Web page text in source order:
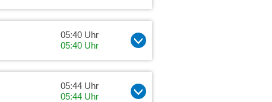
05:40 Uhr
05:40 Uhr
05:44 Uhr
05:44 Uhr